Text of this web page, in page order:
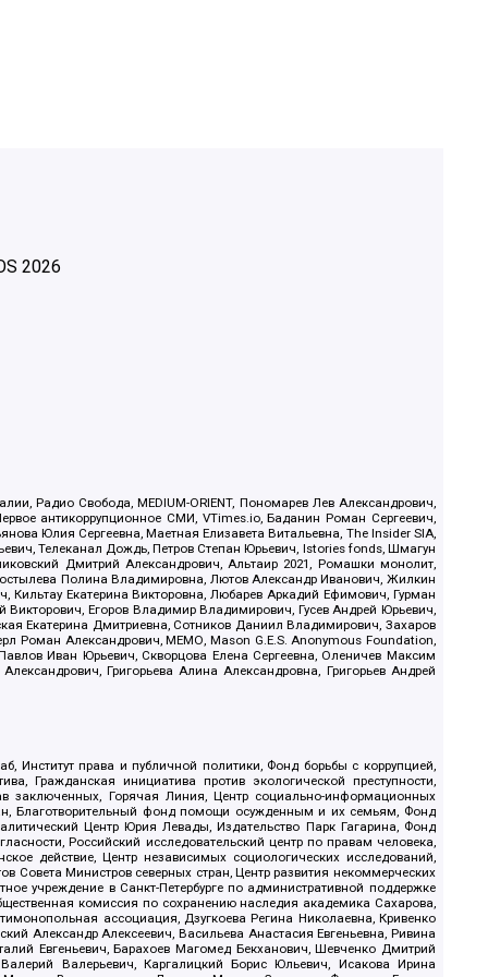
2026
Радио Свобода, MEDIUM-ORIENT, Пономарев Лев Александрович,
антикоррупционное СМИ, VTimes.io, Баданин Роман Сергеевич,
Юлия Сергеевна, Маетная Елизавета Витальевна, The Insider SIA,
Телеканал Дождь, Петров Степан Юрьевич, Istories fonds, Шмагун
Дмитрий Александрович, Альтаир 2021, Ромашки монолит,
Полина Владимировна, Лютов Александр Иванович, Жилкин
Екатерина Викторовна, Любарев Аркадий Ефимович, Гурман
Егоров Владимир Владимирович, Гусев Андрей Юрьевич,
Екатерина Дмитриевна, Сотников Даниил Владимирович, Захаров
Роман Александрович, МЕМО, Mason G.E.S. Anonymous Foundation,
Иван Юрьевич, Скворцова Елена Сергеевна, Оленичев Максим
Григорьева Алина Александровна, Григорьев Андрей
Институт права и публичной политики, Фонд борьбы с коррупцией,
Гражданская инициатива против экологической преступности,
заключенных, Горячая Линия, Центр социально-информационных
Благотворительный фонд помощи осужденным и их семьям, Фонд
Центр Юрия Левады, Издательство Парк Гагарина, Фонд
Российский исследовательский центр по правам человека,
действие, Центр независимых социологических исследований,
Министров северных стран, Центр развития некоммерческих
учреждение в Санкт-Петербурге по административной поддержке
комиссия по сохранению наследия академика Сахарова,
ассоциация, Дзугкоева Регина Николаевна, Кривенко
Александр Алексеевич, Васильева Анастасия Евгеньевна, Ривина
Евгеньевич, Барахоев Магомед Бекханович, Шевченко Дмитрий
Валерьевич, Каргалицкий Борис Юльевич, Исакова Ирина